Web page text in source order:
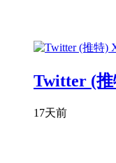
Twitter (推
17天前